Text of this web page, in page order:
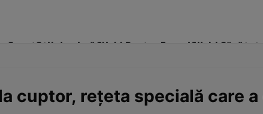
SportStil de viațăClick! Pentru FemeiClick! Sănătate
cuptor, rețeta specială care